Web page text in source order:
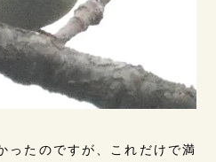
ったのですが、これだけで満